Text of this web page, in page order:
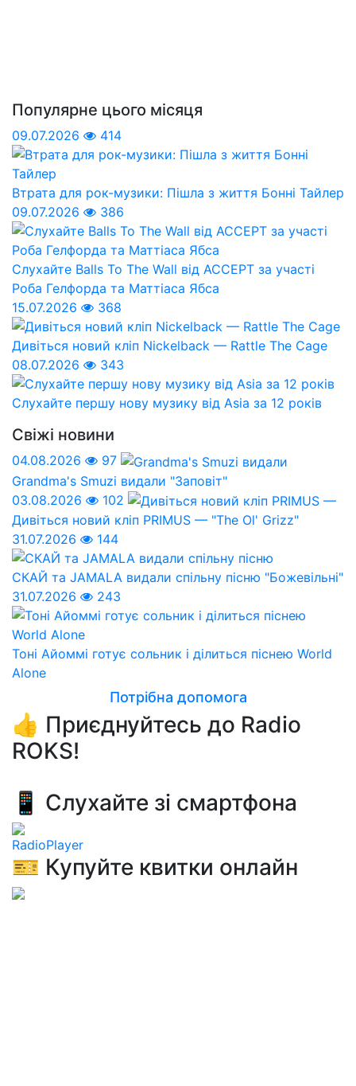
Популярне цього місяця
09.07.2026 414
Втрата для рок-музики: Пішла з життя Бонні Тайлер
09.07.2026
386
Слухайте Balls To The Wall від ACCEPT за участі
Роба Гелфорда та Маттіаса Ябса
15.07.2026
368
Дивіться новий кліп Nickelback — Rattle The Cage
08.07.2026
343
Слухайте першу нову музику від Asia за 12 років
Свіжі новини
04.08.2026
97
Grandma's Smuzi видали "Заповіт"
03.08.2026
102
Дивіться новий кліп PRIMUS — "The Ol' Grizz"
31.07.2026
144
СКАЙ та JAMALA видали спільну пісню "Божевільні"
31.07.2026
243
Тоні Айоммі готує сольник і ділиться піснею World
Alone
Потрібна допомога
👍 Приєднуйтесь до Radio
ROKS!
📱 Слухайте зі смартфона
RadioPlayer
🎫 Купуйте квитки онлайн